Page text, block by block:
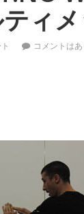
ィ
コメントは